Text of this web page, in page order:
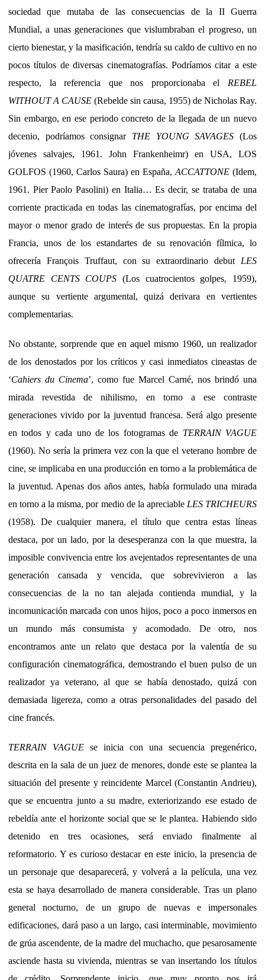
sociedad que mutaba de las consecuencias de la II Guerra
Mundial, a unas generaciones que vislumbraban el progreso, un
cierto bienestar, y la masificación, tendría su caldo de cultivo en no
pocos títulos de diversas cinematografías. Podríamos citar a este
respecto, la referencia que nos proporcionaba el REBEL
WITHOUT A CAUSE (Rebelde sin causa, 1955) de Nicholas Ray.
Sin embargo, en ese periodo concreto de la llegada de un nuevo
decenio, podríamos consignar THE YOUNG SAVAGES (Los
jóvenes salvajes, 1961. John Frankenheimr) en USA, LOS
GOLFOS (1960, Carlos Saura) en España, ACCATTONE (Idem,
1961. Pier Paolo Pasolini) en Italia… Es decir, se trataba de una
corriente practicada en todas las cinematografías, por encima del
mayor o menor grado de interés de sus propuestas. En la propia
Francia, unos de los estandartes de su renovación fílmica, lo
ofrecería François Truffaut, con su extraordinario debut LES
QUATRE CENTS COUPS (Los cuatrocientos golpes, 1959),
aunque su vertiente argumental, quizá derivara en vertientes
complementarias.
No obstante, sorprende que en aquel mismo 1960, un realizador
de los denostados por los críticos y casi inmediatos cineastas de
‘Cahiers du Cinema’, como fue Marcel Carné, nos brindó una
mirada revestida de nihilismo, en torno a ese contraste
generaciones vivido por la juventud francesa. Será algo presente
en todos y cada uno de los fotogramas de TERRAIN VAGUE
(1960). No sería la primera vez con la que el veterano hombre de
cine, se implicaba en una producción en torno a la problemática de
la juventud. Apenas dos años antes, había formulado una mirada
en torno a la misma, por medio de la apreciable LES TRICHEURS
(1958). De cualquier manera, el título que centra estas líneas
destaca, por un lado, por la desesperanza con la que muestra, la
imposible convivencia entre los avejentados representantes de una
generación cansada y vencida, que sobrevivieron a las
consecuencias de la no tan alejada contienda mundial, y la
incomunicación marcada con unos hijos, poco a poco inmersos en
un mundo más consumista y acomodado. De otro, nos
encontramos ante un relato que destaca por la valentía de su
configuración cinematográfica, demostrando el buen pulso de un
realizador ya veterano, al que se había denostado, quizá con
demasiada ligereza, como a otras personalidades del pasado del
cine francés.
TERRAIN VAGUE se inicia con una secuencia pregenérico,
descrita en la sala de un juez de menores, donde este se plantea la
situación del presente y reincidente Marcel (Constantin Andrieu),
que se encuentra junto a su madre, exteriorizando ese estado de
rebeldía ante el horizonte social que se le plantea. Habiendo sido
detenido en tres ocasiones, será enviado finalmente al
reformatorio. Y es curioso destacar en este inicio, la presencia de
un personaje que desaparecerá, y volverá a la película, una vez
esta se haya desarrollado de manera considerable. Tras un plano
general nocturno, de un grupo de nuevas e impersonales
edificaciones, dará paso a un largo, casi interminable, movimiento
de grúa ascendente, de la madre del muchacho, que pesarosamente
asciende hasta su vivienda, mientras se van insertando los títulos